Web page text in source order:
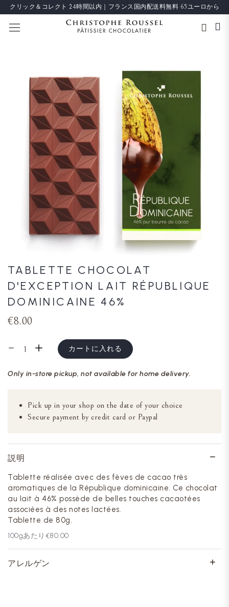
クリック＆コレクト 24時間以内｜フランス国内配送料無料 65ユーロから
TABLETTE CHOCOLAT
D'EXCEPTION LAIT RÉPUBLIQUE
DOMINICAINE 46%
€8.00
カートに入れる
Only in-store pickup, not available for home delivery.
Pick up in your shop on the date of your choice
Secure payment by credit card or Paypal
説明
Tablette réalisée avec des fèves de cacao très
aromatiques de la République dominicaine. Ce chocolat
au lait à 46% possède de belles touches cacaotées
associées à des notes lactées.
Tablette de 80g.
100gあたり €80.00
アレルゲン